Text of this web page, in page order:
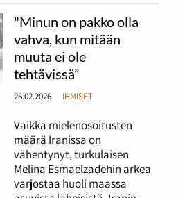
"Minun on pakko olla
vahva, kun mitään
muuta ei ole
tehtävissä”
26.02.2026 IHMISET
Vaikka mielenosoitusten
määrä Iranissa on
vähentynyt, turkulaisen
Melina Esmaelzadehin arkea
varjostaa huoli maassa